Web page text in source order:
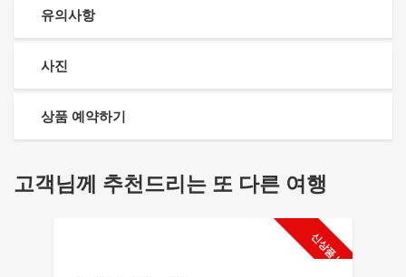
유의사항
사진
상품 예약하기
고객님께 추천드리는 또 다른 여행
신상품 !